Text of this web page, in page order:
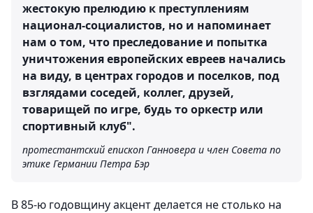
жестокую прелюдию к преступлениям
национал-социалистов, но и напоминает
нам о том, что преследование и попытка
уничтожения европейских евреев начались
на виду, в центрах городов и поселков, под
взглядами соседей, коллег, друзей,
товарищей по игре, будь то оркестр или
спортивный клуб".
протестантский епископ Ганновера и член Совета по
этике Германии Петра Бэр
В 85-ю годовщину акцент делается не столько на